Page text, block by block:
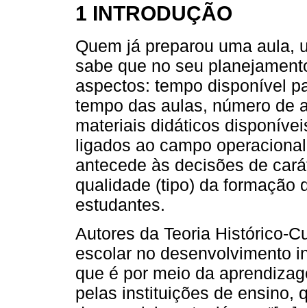
1 INTRODUÇÃO
Quem já preparou uma aula,
sabe que no seu
aspectos: tempo disponível
tempo das aulas, número de
materiais didáticos
ligados ao campo
antecede às decisões de
qualidade (tipo) da formação
estudantes.
Autores da Teoria Histórico-
escolar no desenvolvimento
que é por meio da
pelas instituições de ensino,